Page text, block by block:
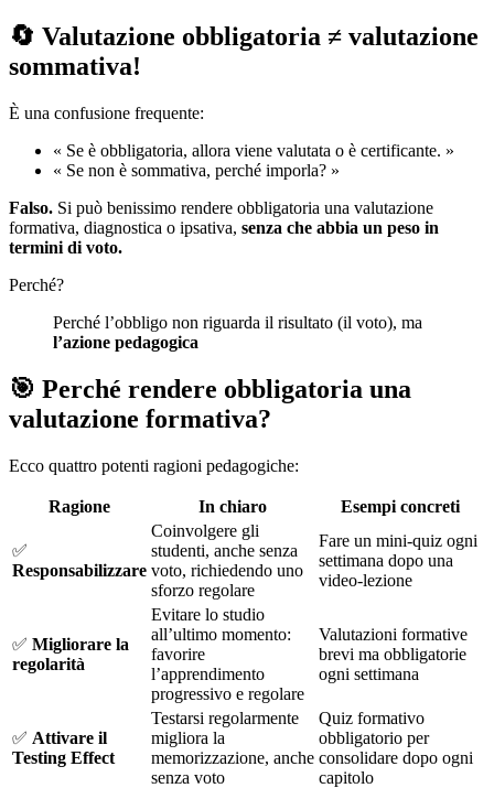
🔄 Valutazione obbligatoria ≠ valutazione
sommativa!
È una confusione frequente:
« Se è obbligatoria, allora viene valutata o è certificante. »
« Se non è sommativa, perché imporla? »
Falso. Si può benissimo rendere obbligatoria una valutazione
formativa, diagnostica o ipsativa, senza che abbia un peso in
termini di voto.
Perché?
Perché l’obbligo non riguarda il risultato (il voto), ma
l’azione pedagogica
🎯 Perché rendere obbligatoria una
valutazione formativa?
Ecco quattro potenti ragioni pedagogiche:
Ragione In chiaro Esempi concreti
✅
Responsabilizzare
Coinvolgere gli
studenti, anche senza
voto, richiedendo uno
sforzo regolare
Fare un mini-quiz ogni
settimana dopo una
video-lezione
✅ Migliorare la
regolarità
Evitare lo studio
all’ultimo momento:
favorire
l’apprendimento
progressivo e regolare
Valutazioni formative
brevi ma obbligatorie
ogni settimana
✅ Attivare il
Testing Effect
Testarsi regolarmente
migliora la
memorizzazione, anche
senza voto
Quiz formativo
obbligatorio per
consolidare dopo ogni
capitolo